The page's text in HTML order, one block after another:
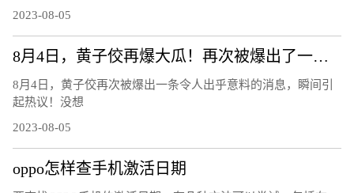
2023-08-05
8月4日，黄子佼再爆大瓜！再次被爆出了一条令人出乎意料的消息！
8月4日，黄子佼再次被爆出一条令人出乎意料的消息，瞬间引
起热议！没想
2023-08-05
oppo怎样查手机激活日期